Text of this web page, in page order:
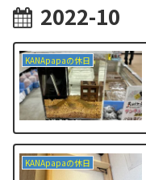
2022-10
KANApapaの休日
KANApapaの休日